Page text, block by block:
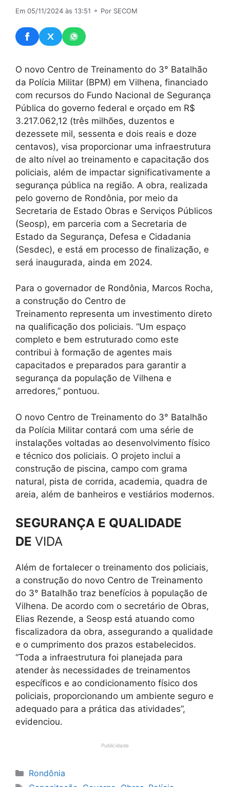
Em 05/11/2024 às 13:51 ⚬ Por SECOM
O novo Centro de Treinamento do 3° Batalhão
da Polícia Militar (BPM) em Vilhena, financiado
com recursos do Fundo Nacional de Segurança
Pública do governo federal e orçado em R$
3.217.062,12 (três milhões, duzentos e
dezessete mil, sessenta e dois reais e doze
centavos), visa proporcionar uma infraestrutura
de alto nível ao treinamento e capacitação dos
policiais, além de impactar significativamente a
segurança pública na região. A obra, realizada
pelo governo de Rondônia, por meio da
Secretaria de Estado Obras e Serviços Públicos
(Seosp), em parceria com a Secretaria de
Estado da Segurança, Defesa e Cidadania
(Sesdec), e está em processo de finalização, e
será inaugurada, ainda em 2024.
Para o governador de Rondônia, Marcos Rocha,
a construção do Centro de
Treinamento representa um investimento direto
na qualificação dos policiais. “Um espaço
completo e bem estruturado como este
contribui à formação de agentes mais
capacitados e preparados para garantir a
segurança da população de Vilhena e
arredores,” pontuou.
O novo Centro de Treinamento do 3° Batalhão
da Polícia Militar contará com uma série de
instalações voltadas ao desenvolvimento físico
e técnico dos policiais. O projeto inclui a
construção de piscina, campo com grama
natural, pista de corrida, academia, quadra de
areia, além de banheiros e vestiários modernos.
SEGURANÇA E QUALIDADE
DE VIDA
Além de fortalecer o treinamento dos policiais,
a construção do novo Centro de Treinamento
do 3° Batalhão traz benefícios à população de
Vilhena. De acordo com o secretário de Obras,
Elias Rezende, a Seosp está atuando como
fiscalizadora da obra, assegurando a qualidade
e o cumprimento dos prazos estabelecidos.
“Toda a infraestrutura foi planejada para
atender às necessidades de treinamentos
específicos e ao condicionamento físico dos
policiais, proporcionando um ambiente seguro e
adequado para a prática das atividades”,
evidenciou.
Publicidade
Categorias
Rondônia